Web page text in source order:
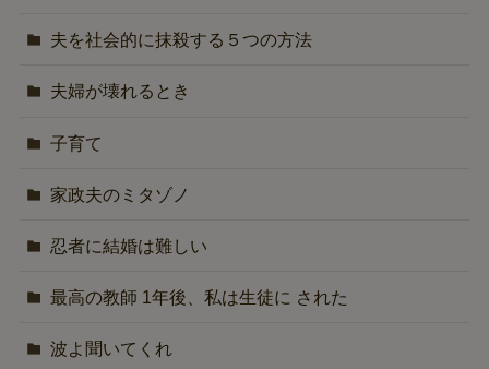
夫を社会的に抹殺する５つの方法
夫婦が壊れるとき
子育て
家政夫のミタゾノ
忍者に結婚は難しい
最高の教師 1年後、私は生徒に された
波よ聞いてくれ